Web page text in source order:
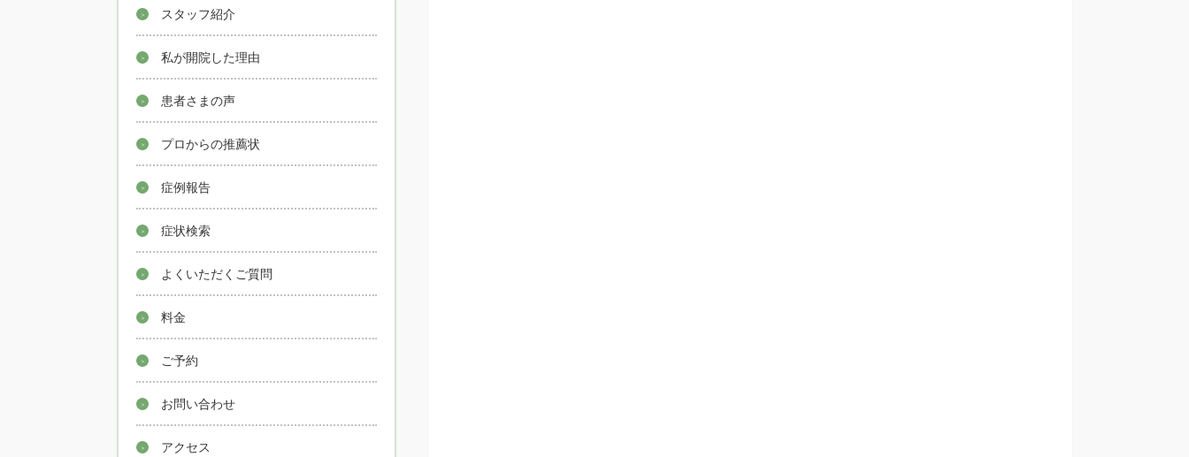
スタッフ紹介
私が開院した理由
患者さまの声
プロからの推薦状
症例報告
症状検索
よくいただくご質問
料金
ご予約
お問い合わせ
アクセス